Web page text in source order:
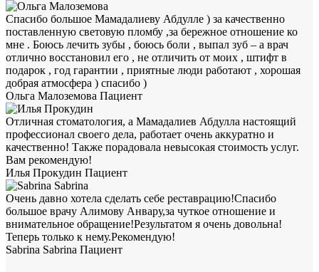
Спасибо большое Мамадалиеву Абдулле ) за качественно
поставленную световую пломбу ,за бережное отношение ко
мне . Боюсь лечить зубы , боюсь боли , выпал зуб – а врач
отлично восстановил его , не отличить от моих , штифт в
подарок , год гарантии , приятные люди работают , хорошая
добрая атмосфера ) спасибо )
Ольга Малоземова Пациент
Отличная стоматология, а Мамадалиев Абдулла настоящий
профессионал своего дела, работает очень аккуратно и
качественно! Также порадовала невысокая стоимость услуг.
Вам рекомендую!
Илья Прокудин Пациент
Очень давно хотела сделать себе реставрацию!Спасибо
большое врачу Алимову Анвару,за чуткое отношение и
внимательное обращение!Результатом я очень довольна!
Теперь только к нему.Рекомендую!
Sabrina Sabrina Пациент